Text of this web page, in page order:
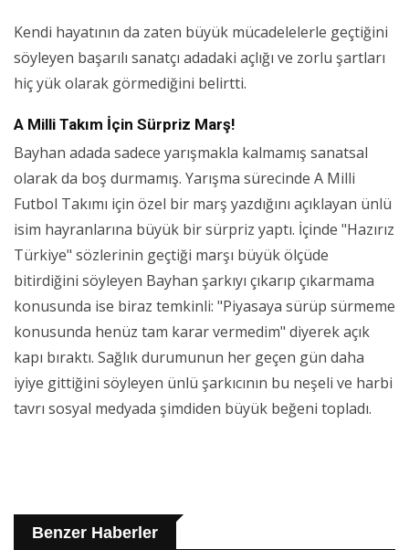
Kendi hayatının da zaten büyük mücadelelerle geçtiğini
söyleyen başarılı sanatçı adadaki açlığı ve zorlu şartları
hiç yük olarak görmediğini belirtti.
A Milli Takım İçin Sürpriz Marş!
Bayhan adada sadece yarışmakla kalmamış sanatsal
olarak da boş durmamış. Yarışma sürecinde A Milli
Futbol Takımı için özel bir marş yazdığını açıklayan ünlü
isim hayranlarına büyük bir sürpriz yaptı. İçinde "Hazırız
Türkiye" sözlerinin geçtiği marşı büyük ölçüde
bitirdiğini söyleyen Bayhan şarkıyı çıkarıp çıkarmama
konusunda ise biraz temkinli: "Piyasaya sürüp sürmeme
konusunda henüz tam karar vermedim" diyerek açık
kapı bıraktı. Sağlık durumunun her geçen gün daha
iyiye gittiğini söyleyen ünlü şarkıcının bu neşeli ve harbi
tavrı sosyal medyada şimdiden büyük beğeni topladı.
Benzer Haberler